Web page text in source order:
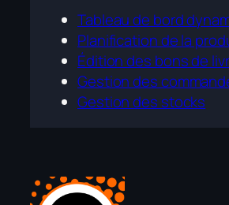
Tableau de bord
Planification de la
Édition des bons de
Gestion des
Gestion des stocks